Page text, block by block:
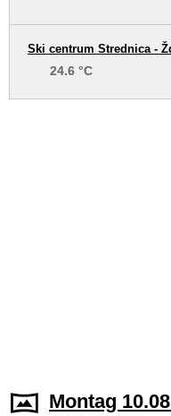
Ski centrum Strednica -
24.6 °C
Montag